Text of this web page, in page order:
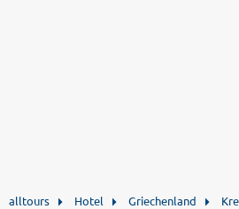
alltours Hotel Griechenland